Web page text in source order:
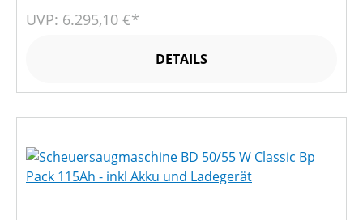
UVP: 6.295,10 €*
DETAILS